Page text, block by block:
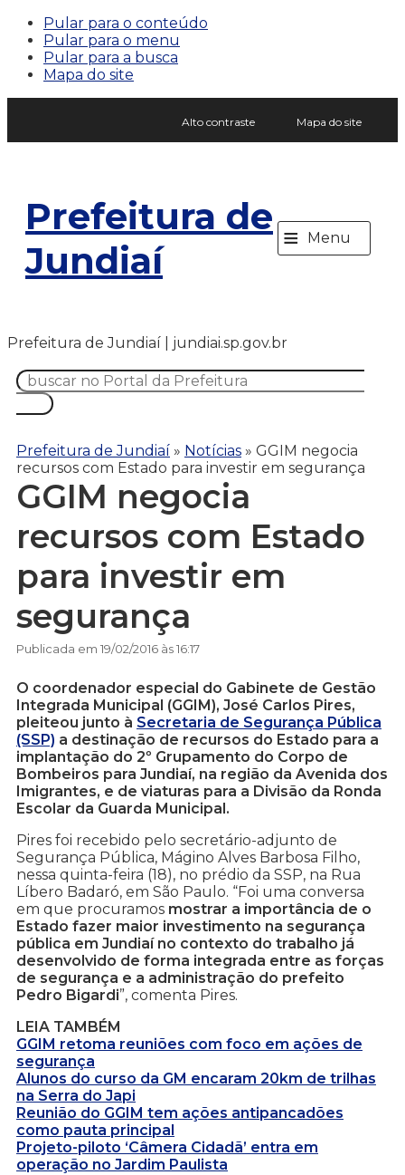
Pular para o conteúdo
Pular para o menu
Pular para a busca
Mapa do site
Alto contraste Mapa do site
Prefeitura de
Jundiaí
≡ Menu
Prefeitura de Jundiaí | jundiai.sp.gov.br
Prefeitura de Jundiaí » Notícias » GGIM negocia
recursos com Estado para investir em segurança
GGIM negocia
recursos com Estado
para investir em
segurança
Publicada em 19/02/2016 às 16:17
O coordenador especial do Gabinete de Gestão
Integrada Municipal (GGIM), José Carlos Pires,
pleiteou junto à Secretaria de Segurança Pública
(SSP) a destinação de recursos do Estado para a
implantação do 2º Grupamento do Corpo de
Bombeiros para Jundiaí, na região da Avenida dos
Imigrantes, e de viaturas para a Divisão da Ronda
Escolar da Guarda Municipal.
Pires foi recebido pelo secretário-adjunto de
Segurança Pública, Mágino Alves Barbosa Filho,
nessa quinta-feira (18), no prédio da SSP, na Rua
Líbero Badaró, em São Paulo. “Foi uma conversa
em que procuramos mostrar a importância de o
Estado fazer maior investimento na segurança
pública em Jundiaí no contexto do trabalho já
desenvolvido de forma integrada entre as forças
de segurança e a administração do prefeito
Pedro Bigardi”, comenta Pires.
LEIA TAMBÉM
GGIM retoma reuniões com foco em ações de
segurança
Alunos do curso da GM encaram 20km de trilhas
na Serra do Japi
Reunião do GGIM tem ações antipancadões
como pauta principal
Projeto-piloto ‘Câmera Cidadã’ entra em
operação no Jardim Paulista